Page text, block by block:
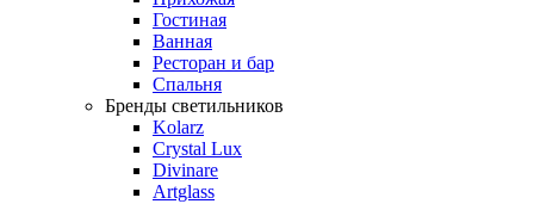
Гостиная
Ванная
Ресторан и бар
Спальня
Бренды светильников
Kolarz
Crystal Lux
Divinare
Artglass